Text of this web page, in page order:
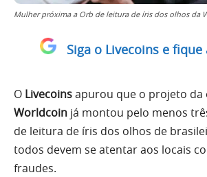
Mulher próxima a Orb de leitura de íris dos olhos da
Siga o Livecoins e
O Livecoinsapurou que o projeto da
Worldcoin já montou pelo menos
de leitura de íris dos olhos de
todos devem se atentar aos locais
fraudes.